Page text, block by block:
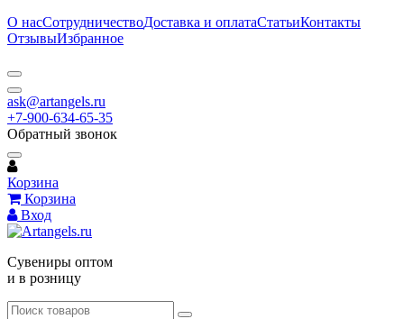
О насСотрудничествоДоставка и оплатаСтатьиКонтакты
ОтзывыИзбранное
ask@artangels.ru
+7-900-634-65-35
Обратный звонок
Корзина
Корзина
Вход
Сувениры оптом
и в розницу